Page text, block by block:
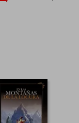
dcto.